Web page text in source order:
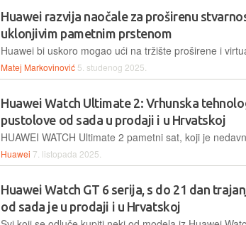
Huawei razvija naočale za proširenu
uklonjivim pametnim prstenom
Matej Markovinović 5. studenog 2025.
Huawei Watch Ultimate 2: Vrhunska
pustolove od sada u prodaji i u Hrvatskoj
Huawei 7. listopada 2025.
Huawei Watch GT 6 serija, s do 21 dan
od sada je u prodaji i u Hrvatskoj